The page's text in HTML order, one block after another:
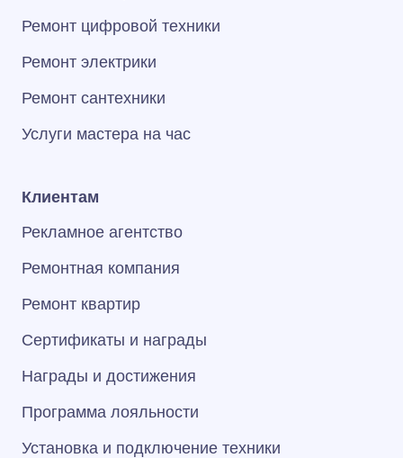
Ремонт цифровой техники
Ремонт электрики
Ремонт сантехники
Услуги мастера на час
Клиентам
Рекламное агентство
Ремонтная компания
Ремонт квартир
Сертификаты и награды
Награды и достижения
Программа лояльности
Установка и подключение техники